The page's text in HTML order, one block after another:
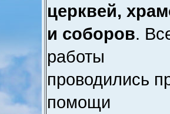
церквей,
и соборов.
работы
проводились
помощи